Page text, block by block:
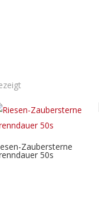
Zaubersterne
50s